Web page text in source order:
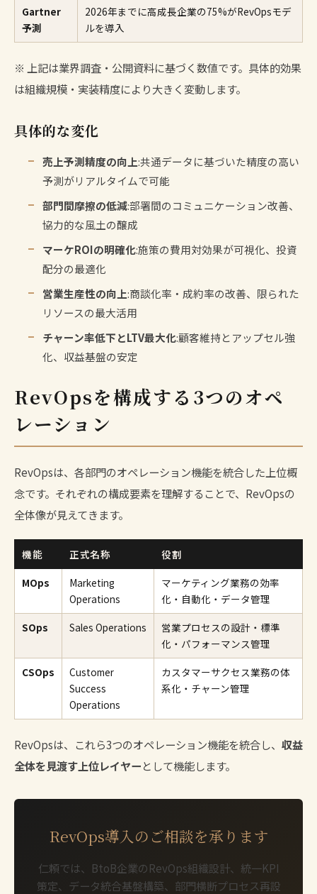
Gartner
予測
2026年までに高成長企業の75%がRevOpsモデ
ルを導入
※ 上記は業界調査・公開資料に基づく数値です。具体的効果
は組織規模・実装精度により大きく変動します。
具体的な変化
売上予測精度の向上:共通データに基づいた精度の高い
予測がリアルタイムで可能
部門間摩擦の低減:部署間のコミュニケーション改善、
協力的な風土の醸成
マーケROIの明確化:施策の費用対効果が可視化、投資
配分の最適化
営業生産性の向上:商談化率・成約率の改善、限られた
リソースの最大活用
チャーン率低下とLTV最大化:顧客維持とアップセル強
化、収益基盤の安定
RevOpsを構成する3つのオペ
レーション
RevOpsは、各部門のオペレーション機能を統合した上位概
念です。それぞれの構成要素を理解することで、RevOpsの
全体像が見えてきます。
機能 正式名称
役割
MOps
Marketing
Operations
マーケティング業務の効率
化・自動化・データ管理
SOps
Sales Operations
営業プロセスの設計・標準
化・パフォーマンス管理
CSOps
Customer
Success
Operations
カスタマーサクセス業務の体
系化・チャーン管理
RevOpsは、これら3つのオペレーション機能を統合し、 収益
全体を見渡す上位レイヤーとして機能します。
RevOps導入のご相談を承ります
仁頼では、BtoB企業のRevOps組織設計、統一KPI
策定、データ統合基盤構築、部門横断プロセス再設